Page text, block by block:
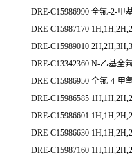
DRE-C15986990 全氟-2-甲
DRE-C15987170
DRE-C15989010
DRE-C13342360 N-乙基全
DRE-C15986950 全氟-4-甲
DRE-C15986585
DRE-C15986601
DRE-C15986630
DRE-C15987160